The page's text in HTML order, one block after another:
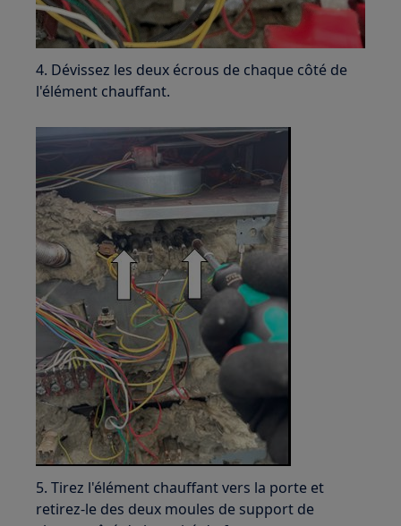
4. Dévissez les deux écrous de chaque côté de
l'élément chauffant.
5. Tirez l'élément chauffant vers la porte et
retirez-le des deux moules de support de